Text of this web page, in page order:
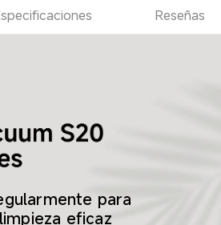
Reseñas
para
eficaz